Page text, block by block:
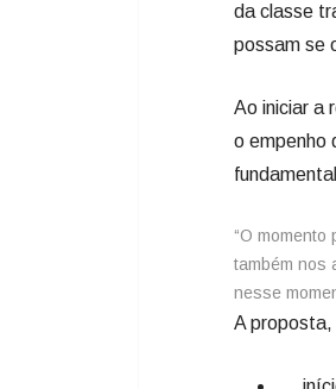
da classe
possam se
Ao iniciar a
o empenho
​“O
também nos
nesse
A proposta,